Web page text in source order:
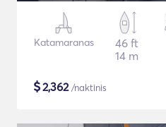
Katamaranas
46 ft
14 m
$2,362/naktinis